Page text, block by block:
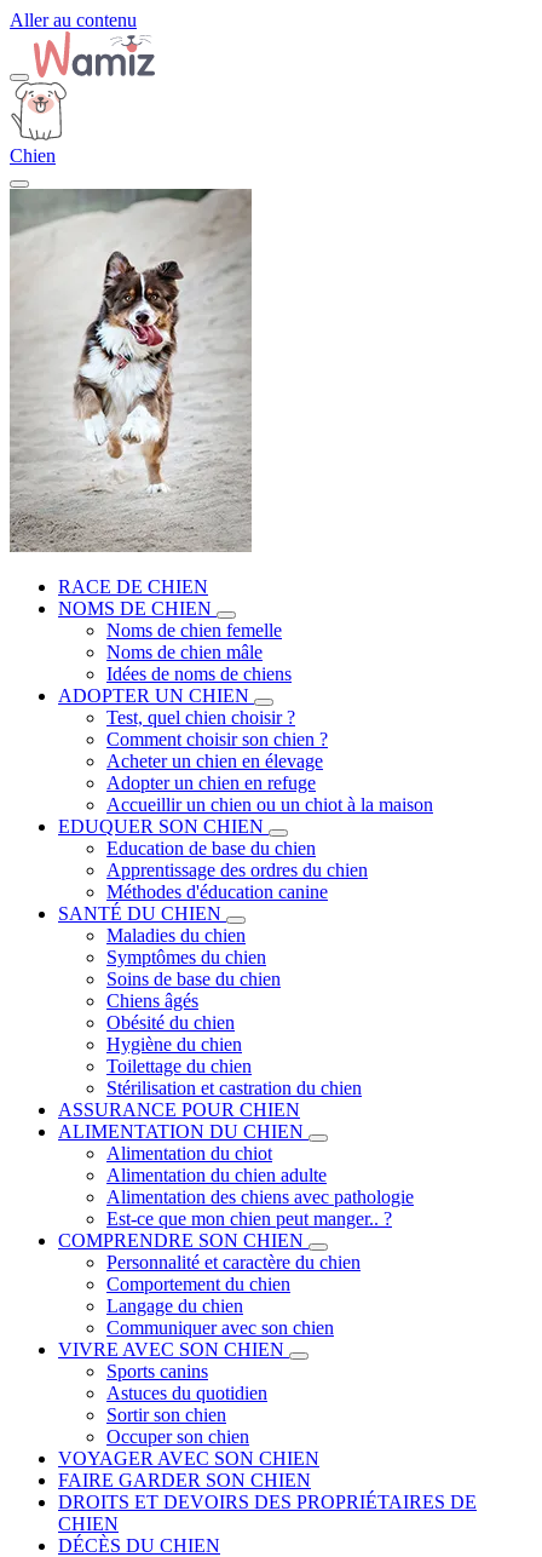
Aller au contenu
Chien
RACE DE CHIEN
NOMS DE CHIEN
Noms de chien femelle
Noms de chien mâle
Idées de noms de chiens
ADOPTER UN CHIEN
Test, quel chien choisir ?
Comment choisir son chien ?
Acheter un chien en élevage
Adopter un chien en refuge
Accueillir un chien ou un chiot à la maison
EDUQUER SON CHIEN
Education de base du chien
Apprentissage des ordres du chien
Méthodes d'éducation canine
SANTÉ DU CHIEN
Maladies du chien
Symptômes du chien
Soins de base du chien
Chiens âgés
Obésité du chien
Hygiène du chien
Toilettage du chien
Stérilisation et castration du chien
ASSURANCE POUR CHIEN
ALIMENTATION DU CHIEN
Alimentation du chiot
Alimentation du chien adulte
Alimentation des chiens avec pathologie
Est-ce que mon chien peut manger.. ?
COMPRENDRE SON CHIEN
Personnalité et caractère du chien
Comportement du chien
Langage du chien
Communiquer avec son chien
VIVRE AVEC SON CHIEN
Sports canins
Astuces du quotidien
Sortir son chien
Occuper son chien
VOYAGER AVEC SON CHIEN
FAIRE GARDER SON CHIEN
DROITS ET DEVOIRS DES PROPRIÉTAIRES DE
CHIEN
DÉCÈS DU CHIEN